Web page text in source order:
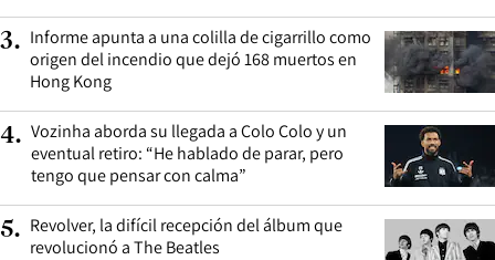
3. Informe apunta a una colilla de cigarrillo como
origen del incendio que dejó 168 muertos en
Hong Kong
4. Vozinha aborda su llegada a Colo Colo y un
eventual retiro: “He hablado de parar, pero
tengo que pensar con calma”
5. Revolver, la difícil recepción del álbum que
revolucionó a The Beatles